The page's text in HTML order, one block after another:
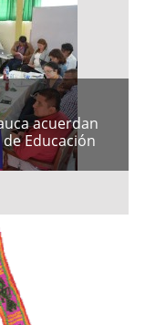
acuerdan
Educación